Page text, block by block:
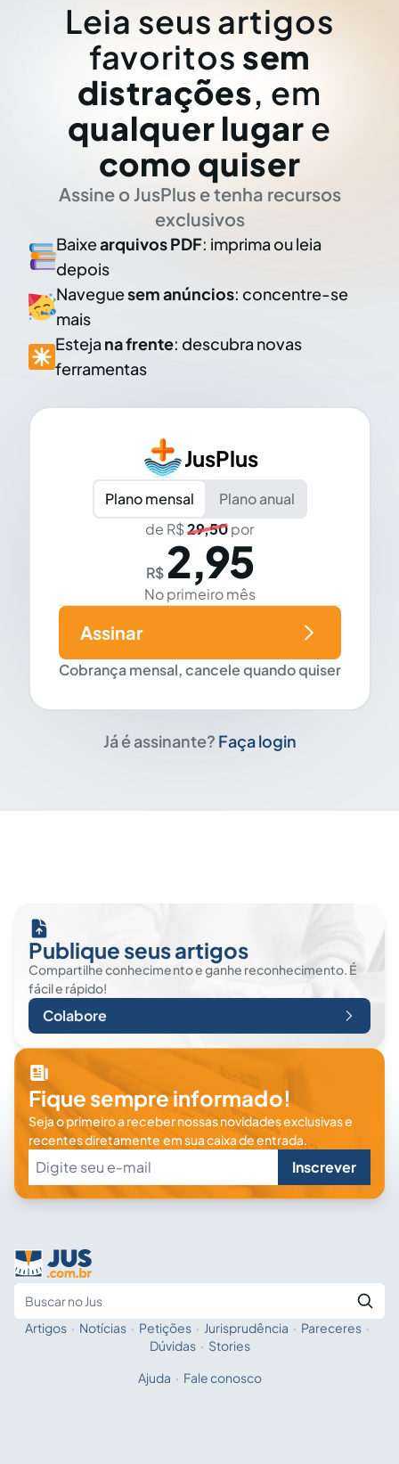
Leia seus artigos
favoritos sem
distrações, em
qualquer lugar e
como quiser
Assine o JusPlus e tenha recursos
exclusivos
Baixearquivos PDF: imprima ou leia
depois
Naveguesem anúncios: concentre-se
mais
Esteja na frente: descubra novas
ferramentas
JusPlus
Plano mensal
Plano anual
de R$29,50por
R$ 2,95
No primeiro mês
Cobrança mensal, cancele quando quiser
Assinar
Já é assinante? Faça login
Publique seus artigos
Compartilhe conhecimento e ganhe reconhecimento. É
fácil e rápido!
Colabore
Fique sempre informado!
Seja o primeiro a receber nossas novidades exclusivas e
recentes diretamente em sua caixa de entrada.
Inscrever
Fale com a IA
Artigos · Notícias · Petições · Jurisprudência · Pareceres ·
Dúvidas · Stories
Ajuda · Fale conosco